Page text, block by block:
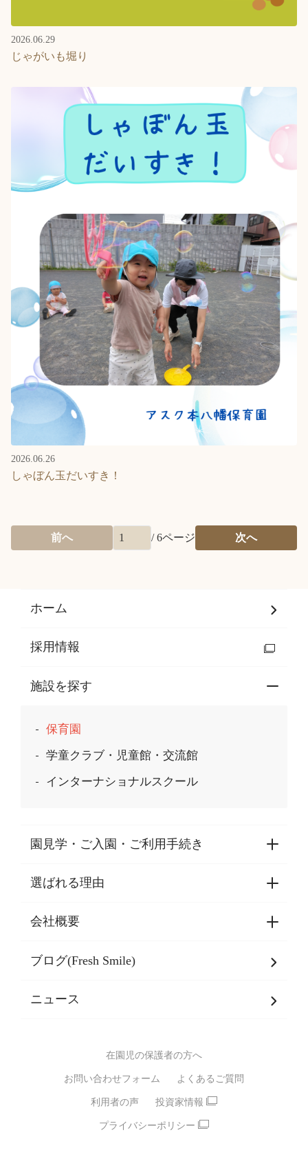
2026.06.29
じゃがいも堀り
2026.06.26
しゃぼん玉だいすき！
前へ /6ページ 次へ
ホーム
採用情報
施設を探す
保育園
学童クラブ・児童館・交流館
インターナショナルスクール
園見学・ご入園・ご利用手続き
園見学・ご入園・ご利用手続き
東京都認証保育所空き状況
選ばれる理由
選ばれる理由一覧
乳児期・幼児期・
バイリンガル保育園
スポーツ保育園
モンテッソーリ式保育園
STEAMS保育・学童
えいご
会社概要
会社概要
SDGsについて
ブログ(Fresh Smile)
ニュース
在園児の保護者の方へ
お問い合わせフォーム よくあるご質問
利用者の声 投資家情報
プライバシーポリシー